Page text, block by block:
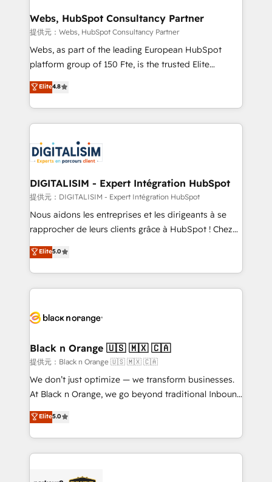
and build using HubSpot 🔌 Integrating HubSpot
with other systems 🎓 Training your teams to be
HubSpot pros 📊 Lead generation services using
HubSpot Why us? - SIX HubSpot Accreditations -
CRM, Solutions Architecture, Onboarding , Data
Migration, Custom Integration & Platform
team of 25+ experts Contact us today to help you
get more from your investment in HubSpot.
Webs, HubSpot Consultancy Partner
提供元：Webs, HubSpot Consultancy Partner
Webs, as part of the leading European HubSpot
platform group of 150 Fte, is the trusted Elite
HubSpot CRM Partner offering you a roadmap on
maximizing EBITDA and achieving Commercial
Excellence. With our targeted processes, we
strengthen your digital transformation and minimize
Implementation partner, we provide expertise to
drive your business forward. Since 2015 we are fully
dedicated to HubSpot and with an experienced
team (50+), we work with reputable companies in
B2B sectors such as manufacturing, SaaS and
business services. We prepare a customized
impact of your digital transformation, including a
detailed financial rationale with a focus on ROI and
embark on a transformational journey that sets your
business up for long-term success. Unlock your
business. If not now, when?
Elite4.8
DIGITALISIM - Expert Intégration HubSpot
提供元：DIGITALISIM - Expert Intégration HubSpot
Nous aidons les entreprises et les dirigeants à se
rapprocher de leurs clients grâce à HubSpot ! Chez
DIGITALISIM, nous avons l'intime conviction que la
réussite des entreprises passe par l’innovation web,
le marketing digital, et la relation client ! C'est
pourquoi, nos experts sont à la fois capables de
référencement, votre stratégie digitale et le pilotage
projet HubSpot avec DIGITALISIM : 🧽 Nettoyage,
migration et intégration des bases de données. 🚀
Développement des interfaces avec vos logiciels
métiers ⚙️ Configuration de la plateforme HubSpot
Book Process & Guidelines utilisateurs 🎓
Formations des utilisateurs
Elite5.0
Black n Orange 🇺🇸 🇲🇽 🇨🇦
提供元：Black n Orange 🇺🇸 🇲🇽 🇨🇦
We don’t just optimize — we transform businesses.
At Black n Orange, we go beyond traditional Inbound
Marketing with our exclusive methodologies:
BOOMS and BOOST. Together, they form a powerful
combination that has driven success for over 800
businesses worldwide. As Elite HubSpot Partners, we
Elite5.0